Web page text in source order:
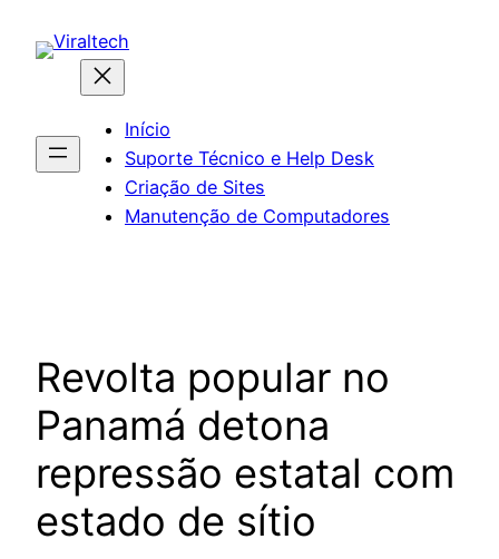
para
Início
Suporte Técnico e Help Desk
Criação de Sites
Manutenção de Computadores
Revolta popular no
Panamá detona
repressão estatal com
estado de sítio